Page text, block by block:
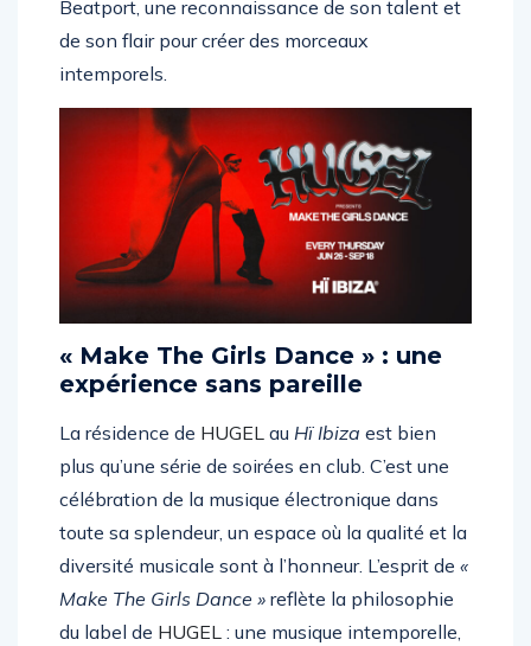
Beatport, une reconnaissance de son talent et
de son flair pour créer des morceaux
intemporels.
« Make The Girls Dance » : une
expérience sans pareille
La résidence de HUGEL au Hï Ibiza est bien
plus qu’une série de soirées en club. C’est une
célébration de la musique électronique dans
toute sa splendeur, un espace où la qualité et la
diversité musicale sont à l’honneur. L’esprit de «
Make The Girls Dance » reflète la philosophie
du label de HUGEL : une musique intemporelle,